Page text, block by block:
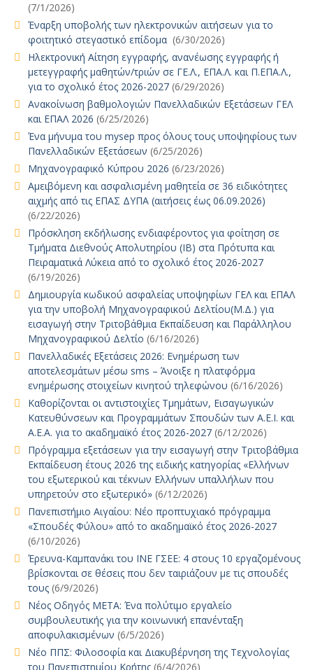
(7/1/2026)
Έναρξη υποβολής των ηλεκτρονικών αιτήσεων για το
φοιτητικό στεγαστικό επίδομα (6/30/2026)
Ηλεκτρονική Αίτηση εγγραφής, ανανέωσης εγγραφής ή
μετεγγραφής μαθητών/τριών σε ΓΕ.Λ., ΕΠΑ.Λ. και Π.ΕΠΑ.Λ.,
για το σχολικό έτος 2026-2027 (6/29/2026)
Ανακοίνωση βαθμολογιών Πανελλαδικών Εξετάσεων ΓΕΛ
και ΕΠΑΛ 2026 (6/25/2026)
Ένα μήνυμα του mysep προς όλους τους υποψηφίους των
Πανελλαδικών Εξετάσεων (6/25/2026)
Μηχανογραφικό Κύπρου 2026 (6/23/2026)
Αμειβόμενη και ασφαλισμένη μαθητεία σε 36 ειδικότητες
αιχμής από τις ΕΠΑΣ ΔΥΠΑ (αιτήσεις έως 06.09.2026)
(6/22/2026)
Πρόσκληση εκδήλωσης ενδιαφέροντος για φοίτηση σε
Τμήματα Διεθνούς Απολυτηρίου (IB) στα Πρότυπα και
Πειραματικά Λύκεια από το σχολικό έτος 2026-2027
(6/19/2026)
Δημιουργία κωδικού ασφαλείας υποψηφίων ΓΕΛ και ΕΠΑΛ
για την υποβολή Μηχανογραφικού Δελτίου(Μ.Δ.) για
εισαγωγή στην Τριτοβάθμια Εκπαίδευση και Παράλληλου
Μηχανογραφικού Δελτίο (6/16/2026)
Πανελλαδικές Εξετάσεις 2026: Ενημέρωση των
αποτελεσμάτων μέσω sms – Άνοιξε η πλατφόρμα
ενημέρωσης στοιχείων κινητού τηλεφώνου (6/16/2026)
Καθορίζονται οι αντιστοιχίες Τμημάτων, Εισαγωγικών
Κατευθύνσεων και Προγραμμάτων Σπουδών των Α.Ε.Ι. και
Α.Ε.Α. για το ακαδημαϊκό έτος 2026-2027 (6/12/2026)
Πρόγραμμα εξετάσεων για την εισαγωγή στην Τριτοβάθμια
Εκπαίδευση έτους 2026 της ειδικής κατηγορίας «Ελλήνων
του εξωτερικού και τέκνων Ελλήνων υπαλλήλων που
υπηρετούν στο εξωτερικό» (6/12/2026)
Πανεπιστήμιο Αιγαίου: Νέο προπτυχιακό πρόγραμμα
«Σπουδές Φύλου» από το ακαδημαϊκό έτος 2026-2027
(6/10/2026)
Έρευνα-Καμπανάκι του ΙΝΕ ΓΣΕΕ: 4 στους 10 εργαζομένους
βρίσκονται σε θέσεις που δεν ταιριάζουν με τις σπουδές
τους (6/9/2026)
Νέος Οδηγός ΜΕΤΑ: Ένα πολύτιμο εργαλείο
συμβουλευτικής για την κοινωνική επανένταξη
αποφυλακισμένων (6/5/2026)
Νέο ΠΠΣ: Φιλοσοφία και Διακυβέρνηση της Τεχνολογίας
του Πανεπιστημίου Κρήτης (6/4/2026)